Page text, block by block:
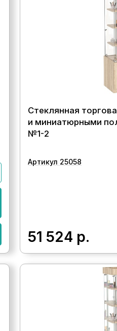
Стеклянная
и миниатюрными
№1-2
Артикул 25058
51 524 р.